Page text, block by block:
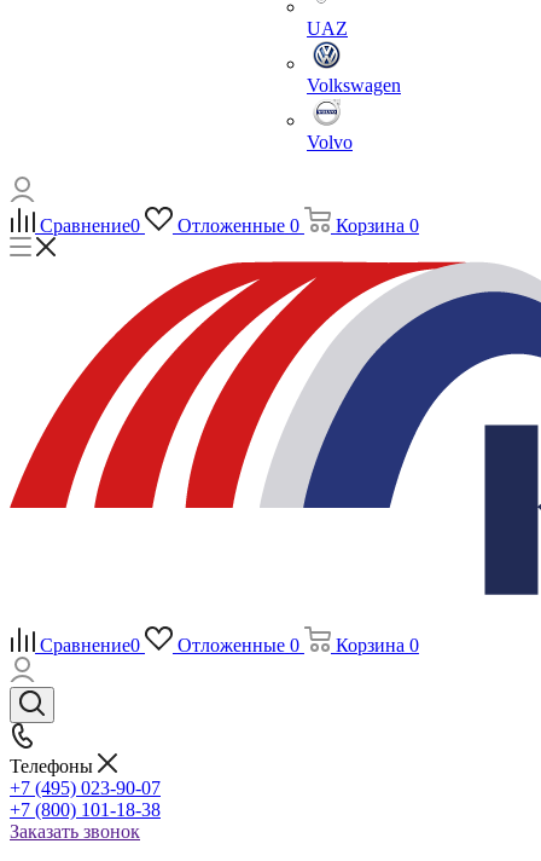
UAZ
Volkswagen
Volvo
Сравнение0 Отложенные 0 Корзина 0
Сравнение0 Отложенные 0 Корзина 0
Телефоны
+7 (495) 023-90-07
+7 (800) 101-18-38
Заказать звонок